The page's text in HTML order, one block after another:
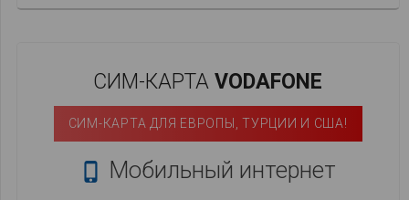
СИМ-КАРТАVODAFONE
СИМ-КАРТА ДЛЯ ЕВРОПЫ, ТУРЦИИ И США!
 Мобильный интернет